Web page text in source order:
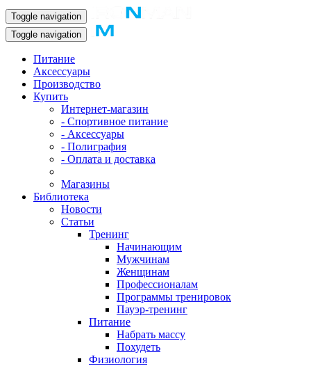
Toggle navigation
Toggle navigation
Питание
Аксессуары
Производство
Купить
Интернет-магазин
- Спортивное питание
- Аксессуары
- Полиграфия
- Оплата и доставка
Магазины
Библиотека
Новости
Статьи
Тренинг
Начинающим
Мужчинам
Женщинам
Профессионалам
Программы тренировок
Пауэр-тренинг
Питание
Набрать массу
Похудеть
Физиология